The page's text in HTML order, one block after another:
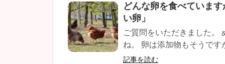
どんな卵を食べていま
い卵」
ご質問をいただきました。
ね。 卵は添加物もそうです
記事を読む